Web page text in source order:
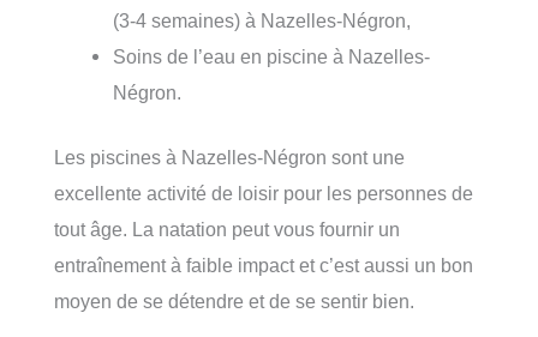
(3-4 semaines) à Nazelles-Négron,
Soins de l’eau en piscine à Nazelles-
Négron.
Les piscines à Nazelles-Négron sont une
excellente activité de loisir pour les personnes de
tout âge. La natation peut vous fournir un
entraînement à faible impact et c’est aussi un bon
moyen de se détendre et de se sentir bien.